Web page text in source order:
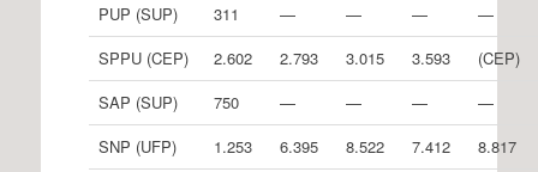
PUP (SUP)
311 — — —
—
SPPU (CEP)
2.602 2.793 3.015 3.593
(CEP)
SAP (SUP)
750 — — —
—
SNP (UFP)
1.253 6.395 8.522 7.412
8.817